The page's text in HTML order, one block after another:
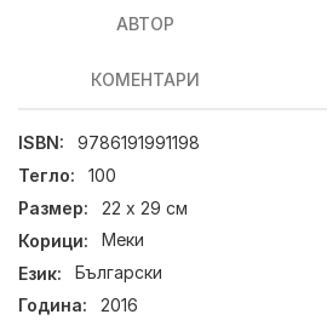
АВТОР
КОМЕНТАРИ
ISBN:
9786191991198
Тегло:
100
Размер:
22 x 29 см
Корици:
Меки
Език:
Български
Година:
2016